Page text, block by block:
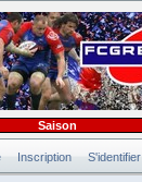
Inscription S'identifier
Saison